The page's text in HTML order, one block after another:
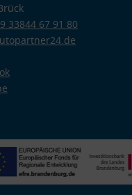
33844 67 91 80